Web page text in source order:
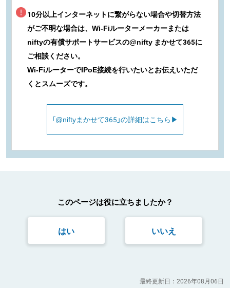
10分以上インターネットに繋がらない場合や切替方法
がご不明な場合は、Wi-Fiルーターメーカーまたは
niftyの有償サポートサービスの@nifty まかせて365に
ご相談ください。
Wi-FiルーターでIPoE接続を行いたいとお伝えいただ
くとスムーズです。
「@niftyまかせて365」の詳細はこちら▶︎
このページは役に立ちましたか？
はい いいえ
最終更新日：2026年08月06日